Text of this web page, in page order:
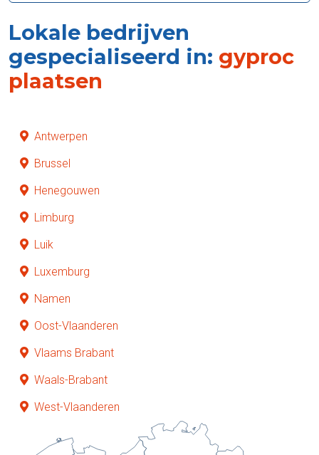
Lokale bedrijven
gespecialiseerd in: gyproc
plaatsen
Antwerpen
Brussel
Henegouwen
Limburg
Luik
Luxemburg
Namen
Oost-Vlaanderen
Vlaams Brabant
Waals-Brabant
West-Vlaanderen